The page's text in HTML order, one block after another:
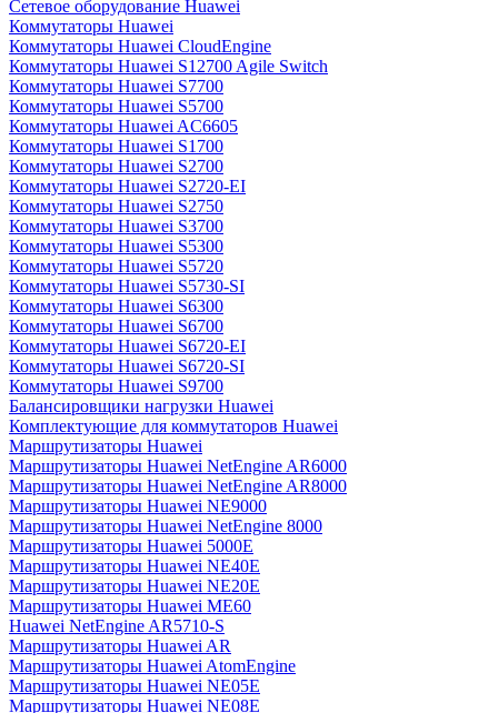
Сетевое оборудование Huawei
Коммутаторы Huawei
Коммутаторы Huawei CloudEngine
Коммутаторы Huawei S12700 Agile Switch
Коммутаторы Huawei S7700
Коммутаторы Huawei S5700
Коммутаторы Huawei AC6605
Коммутаторы Huawei S1700
Коммутаторы Huawei S2700
Коммутаторы Huawei S2720-EI
Коммутаторы Huawei S2750
Коммутаторы Huawei S3700
Коммутаторы Huawei S5300
Коммутаторы Huawei S5720
Коммутаторы Huawei S5730-SI
Коммутаторы Huawei S6300
Коммутаторы Huawei S6700
Коммутаторы Huawei S6720-EI
Коммутаторы Huawei S6720-SI
Коммутаторы Huawei S9700
Балансировщики нагрузки Huawei
Комплектующие для коммутаторов Huawei
Маршрутизаторы Huawei
Маршрутизаторы Huawei NetEngine AR6000
Маршрутизаторы Huawei NetEngine AR8000
Маршрутизаторы Huawei NE9000
Маршрутизаторы Huawei NetEngine 8000
Маршрутизаторы Huawei 5000E
Маршрутизаторы Huawei NE40E
Маршрутизаторы Huawei NE20E
Маршрутизаторы Huawei ME60
Huawei NetEngine AR5710-S
Маршрутизаторы Huawei AR
Маршрутизаторы Huawei AtomEngine
Маршрутизаторы Huawei NE05E
Маршрутизаторы Huawei NE08E